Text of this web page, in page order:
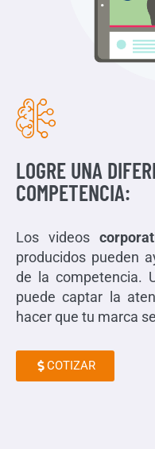
LOGRE UNA
COMPETENCIA:
Los videos
producidos pueden
de la competencia.
puede captar la
hacer que tu marca
COTIZAR